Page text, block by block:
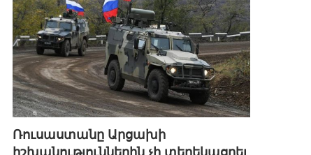
Ռուսաստանը Արցախի
իշխանություններին չի տեղեկացրել